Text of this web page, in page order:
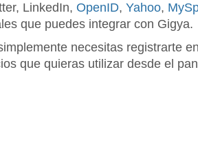
LinkedIn, OpenID, Yahoo,
que puedes integrar con Gigya.
necesitas registrarte
que quieras utilizar desde el